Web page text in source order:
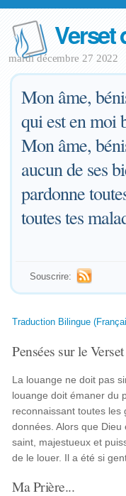
Verset
mardi décembre 27 2022
Mon âme,
qui est en moi
Mon âme,
aucun de ses
pardonne
toutes tes
Souscrire:
Traduction Bilingue
Pensées sur le
La louange ne doit pas
louange doit émaner du
reconnaissant toutes les
données. Alors que
saint, majestueux et
de le louer. Il a été si
Ma Prière...